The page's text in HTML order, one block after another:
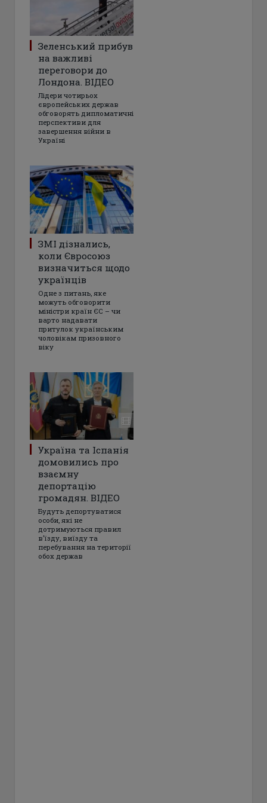
Зеленський прибув
на важливі
переговори до
Лондона. ВІДЕО
Лідери чотирьох
європейських держав
обговорять дипломатичні
перспективи для
завершення війни в
Україні
ЗМІ дізнались,
коли Євросоюз
визначиться щодо
українців
Одне з питань, яке
можуть обговорити
міністри країн ЄС – чи
варто надавати
притулок українським
чоловікам призовного
віку
Україна та Іспанія
домовились про
взаємну
депортацію
громадян. ВІДЕО
Будуть депортуватися
особи, які не
дотримуються правил
в’їзду, виїзду та
перебування на території
обох держав